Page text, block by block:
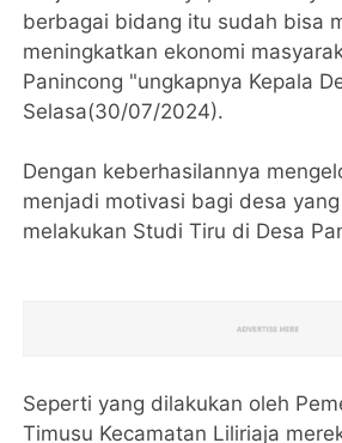
berbagai bidang itu sudah bisa
meningkatkan ekonomi
Panincong "ungkapnya Kepala
Selasa(30/07/2024).
Dengan keberhasilannya
menjadi motivasi bagi desa
melakukan Studi Tiru di Desa
Seperti yang dilakukan oleh
Timusu Kecamatan Liliriaja